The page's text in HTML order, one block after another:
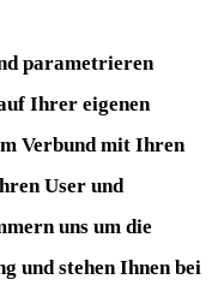
parametrieren
Ihrer eigenen
Verbund mit Ihren
User und
uns um die
und stehen Ihnen bei